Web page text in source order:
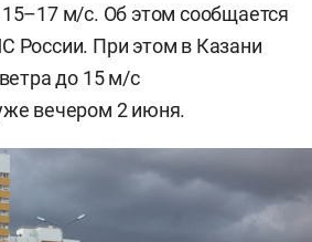
м/с. Об этом сообщается
России. При этом в Казани
до 15 м/с
вечером 2 июня.